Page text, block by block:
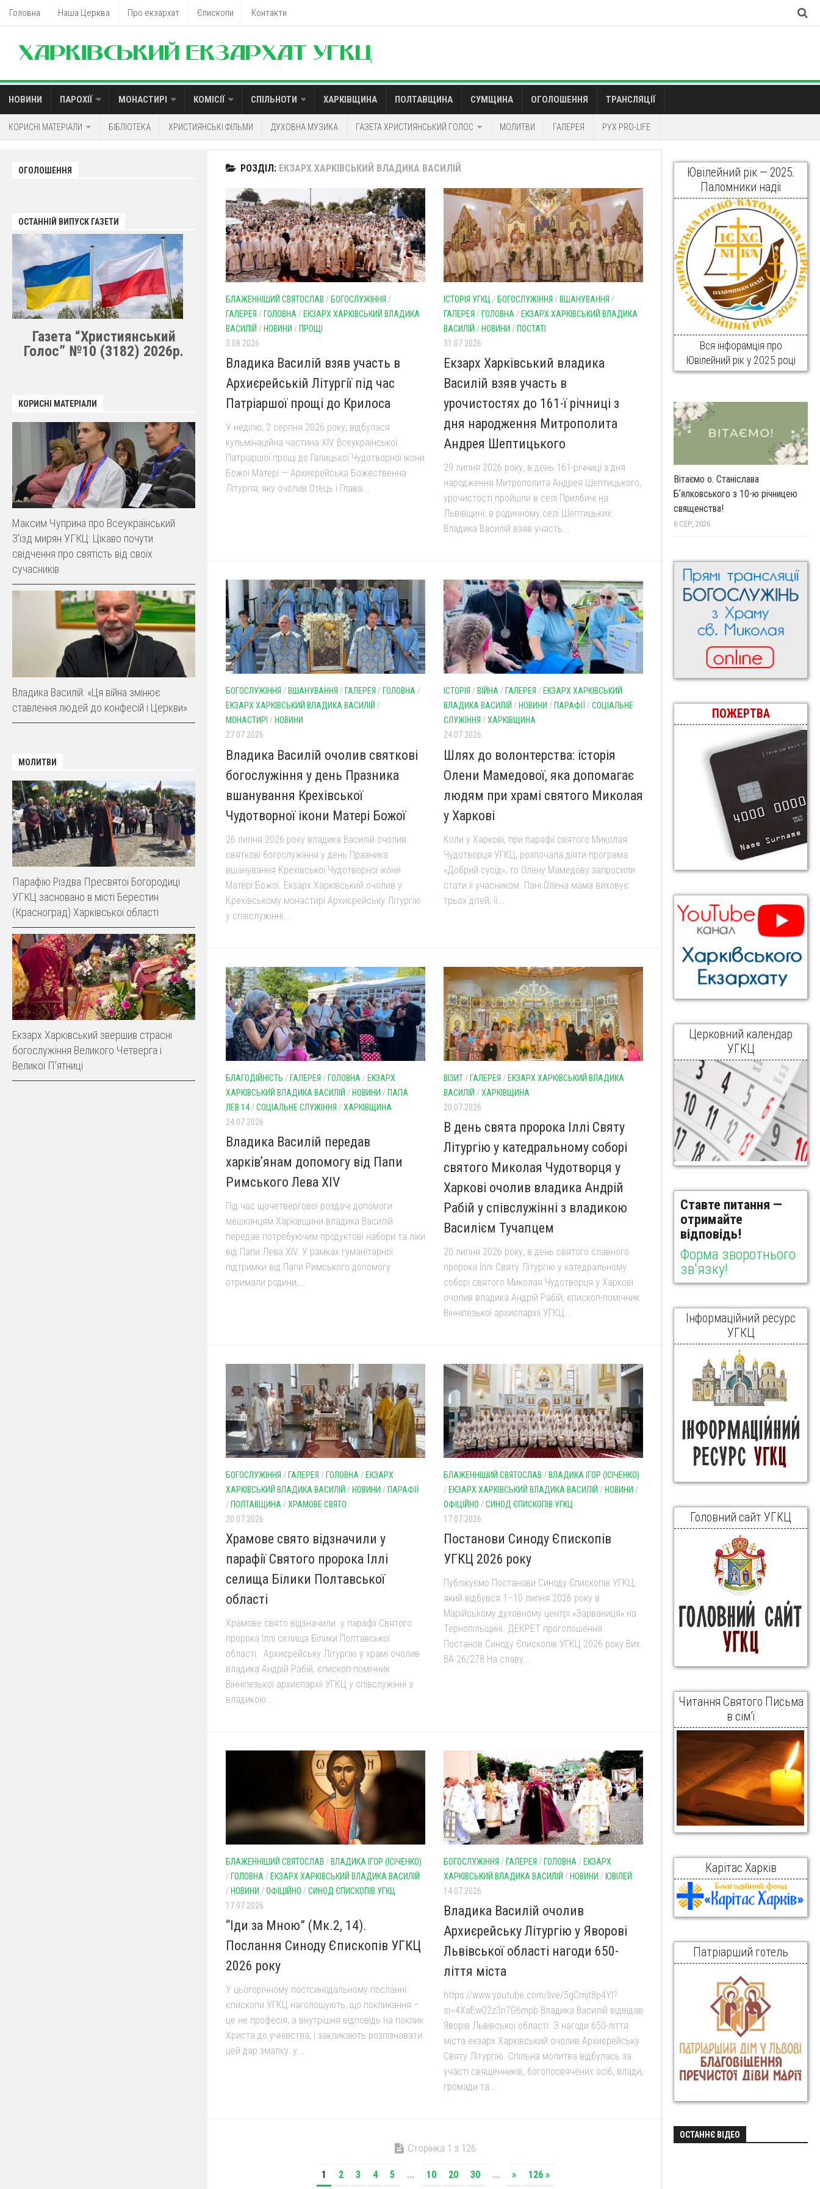
Головна Наша Церква Про екзархат Єпископи Контакти
НОВИНИ ПАРОХІЇ МОНАСТИРІ КОМІСІЇ СПІЛЬНОТИ ХАРКІВЩИНА ПОЛТАВЩИНА СУМЩИНА ОГОЛОШЕННЯ ТРАНСЛЯЦІЇ
КОРИСНІ МАТЕРІАЛИ БІБЛІОТЕКА ХРИСТИЯНСЬКІ ФІЛЬМИ ДУХОВНА МУЗИКА ГАЗЕТА ХРИСТИЯНСЬКИЙ ГОЛОС МОЛИТВИ ГАЛЕРЕЯ РУХ PRO-LIFE
РОЗДІЛ: ЕКЗАРХ ХАРКІВСЬКИЙ ВЛАДИКА ВАСИЛІЙ
БЛАЖЕННІШИЙ СВЯТОСЛАВ / БОГОСЛУЖІННЯ /
ГАЛЕРЕЯ / ГОЛОВНА / ЕКЗАРХ ХАРКІВСЬКИЙ ВЛАДИКА
ВАСИЛІЙ / НОВИНИ / ПРОЩІ
3.08.2026
Владика Василій взяв участь в
Архиєрейській Літургії під час
Патріаршої прощі до Крилоса
У неділю, 2 серпня 2026 року, відбулася
кульмінаційна частина XIV Всеукраїнської
Патріаршої прощі до Галицької Чудотворної ікони
Божої Матері — Архиєрейська Божественна
Літургія, яку очолив Отець і Глава...
ІСТОРІЯ УГКЦ / БОГОСЛУЖІННЯ / ВШАНУВАННЯ /
ГАЛЕРЕЯ / ГОЛОВНА / ЕКЗАРХ ХАРКІВСЬКИЙ ВЛАДИКА
ВАСИЛІЙ / НОВИНИ / ПОСТАТІ
31.07.2026
Екзарх Харківський владика
Василій взяв участь в
урочистостях до 161-ї річниці з
дня народження Митрополита
Андрея Шептицького
29 липня 2026 року, в день 161-річниці з дня
народження Митрополита Андрея Шептицького,
урочистості пройшли в селі Прилбичі на
Львівщині, в родинному селі Шептицьких.
Владика Василій взяв участь...
БОГОСЛУЖІННЯ / ВШАНУВАННЯ / ГАЛЕРЕЯ / ГОЛОВНА/
ЕКЗАРХ ХАРКІВСЬКИЙ ВЛАДИКА ВАСИЛІЙ /
МОНАСТИРІ / НОВИНИ
27.07.2026
Владика Василій очолив святкові
богослужіння у день Празника
вшанування Крехівської
Чудотворної ікони Матері Божої
26 липня 2026 року владика Василій очолив
святкові богослужіння у день Празника
вшанування Крехівської Чудотворної ікони
Матері Божої. Екзарх Харківський очолив у
Крехівському монастирі Архиєрейську Літургію
у співслужінні...
ІСТОРІЯ / ВІЙНА/ ГАЛЕРЕЯ / ЕКЗАРХ ХАРКІВСЬКИЙ
ВЛАДИКА ВАСИЛІЙ / НОВИНИ / ПАРАФІЇ /СОЦІАЛЬНЕ
СЛУЖІННЯ /ХАРКІВЩИНА
24.07.2026
Шлях до волонтерства: історія
Олени Мамедової, яка допомагає
людям при храмі святого Миколая
у Харкові
Коли у Харкові, при парафії святого Миколая
Чудотворця УГКЦ, розпочала діяти програма
«Добрий сусід», то Олену Мамедову запросили
стати її учасником. Пані Олена мама виховує
трьох дітей, її...
БЛАГОДІЙНІСТЬ /ГАЛЕРЕЯ /ГОЛОВНА /ЕКЗАРХ
ХАРКІВСЬКИЙ ВЛАДИКА ВАСИЛІЙ /НОВИНИ /ПАПА
ЛЕВ 14/СОЦІАЛЬНЕ СЛУЖІННЯ /ХАРКІВЩИНА
24.07.2026
Владика Василій передав
харківʼянам допомогу від Папи
Римського Лева ХIV
Під час щочетвергової роздачі допомоги
мешканцям Харківщини владика Василій
передав потребуючим продуктові набори та ліки
від Папи Лева ХIV. У рамках гуманітарної
підтримки від Папи Римського допомогу
отримали родини,...
ВІЗИТ /ГАЛЕРЕЯ /ЕКЗАРХ ХАРКІВСЬКИЙ ВЛАДИКА
ВАСИЛІЙ /ХАРКІВЩИНА
20.07.2026
В день свята пророка Іллі Святу
Літургію у катедральному соборі
святого Миколая Чудотворця у
Харкові очолив владика Андрій
Рабій у співслужінні з владикою
Василієм Тучапцем
20 липня 2026 року, в день святого славного
пророка Іллі Святу Літургію у катедральному
соборі святого Миколая Чудотворця у Харкові
очолив владика Андрій Рабій, єпископ-помічник
Вінніпезької архиєпархії УГКЦ...
БОГОСЛУЖІННЯ / ГАЛЕРЕЯ / ГОЛОВНА / ЕКЗАРХ
ХАРКІВСЬКИЙ ВЛАДИКА ВАСИЛІЙ / НОВИНИ / ПАРАФІЇ
/ ПОЛТАВЩИНА /ХРАМОВЕ СВЯТО
20.07.2026
Храмове свято відзначили у
парафії Святого пророка Іллі
селища Білики Полтавської
області
Храмове свято відзначили у парафії Святого
пророка Іллі селища Білики Полтавської
області. Архиєрейську Літургію у храмі очолив
владика Андрій Рабій, єпископ-помічник
Вінніпезької архиєпархії УГКЦ у співслужінні з
владикою...
БЛАЖЕННІШИЙ СВЯТОСЛАВ / ВЛАДИКА ІГОР (ІСІЧЕНКО)
/ ЕКЗАРХ ХАРКІВСЬКИЙ ВЛАДИКА ВАСИЛІЙ / НОВИНИ /
ОФІЦІЙНО /СИНОД ЄПИСКОПІВ УГКЦ
17.07.2026
Постанови Синоду Єпископів
УГКЦ 2026 року
Публікуємо Постанови Синоду Єпископів УГКЦ,
який відбувся 1–10 липня 2026 року в
Марійському духовному центрі «Зарваниця» на
Тернопільщині. ДЕКРЕТ проголошення
Постанов Синоду Єпископів УГКЦ 2026 року Вих.
ВА 26/278 На славу...
БЛАЖЕННІШИЙ СВЯТОСЛАВ / ВЛАДИКА ІГОР (ІСІЧЕНКО)
/ ГОЛОВНА / ЕКЗАРХ ХАРКІВСЬКИЙ ВЛАДИКА ВАСИЛІЙ
/ НОВИНИ /ОФІЦІЙНО /СИНОД ЄПИСКОПІВ УГКЦ
17.07.2026
“Іди за Мною” (Мк.2, 14).
Послання Синоду Єпископів УГКЦ
2026 року
У цьогорічному постсинодальному посланні
єпископи УГКЦ наголошують, що покликання –
це не професія, а внутрішня відповідь на поклик
Христа до учнівства, і закликають розпізнавати
цей дар змалку: у...
БОГОСЛУЖІННЯ / ГАЛЕРЕЯ / ГОЛОВНА / ЕКЗАРХ
ХАРКІВСЬКИЙ ВЛАДИКА ВАСИЛІЙ / НОВИНИ / ЮВІЛЕЙ
14.07.2026
Владика Василій очолив
Архиєрейську Літургію у Яворові
Львівської області нагоди 650-
ліття міста
https://www.youtube.com/live/5gCmjt8p4YI?
si=4XaEwO2z3n7G6mpb Владика Василій відвідав
Яворів Львівської області. З нагоди 650-ліття
міста екзарх Харківський очолив Архиєрейську
Святу Літургію. Спільна молитва відбулась за
участі священників, богопосвячених осіб, влади,
громади та...
Сторінка 1 з 126
1 2 3 4 5 ... 10 20 30 ... » 126 »
ОГОЛОШЕННЯ
ОСТАННІЙ ВИПУСК ГАЗЕТИ
Газета “Християнський
Голос” №10 (3182) 2026р.
КОРИСНІ МАТЕРІАЛИ
Максим Чуприна про Всеукраїнський
З’їзд мирян УГКЦ: Цікаво почути
свідчення про святість від своїх
сучасників
Владика Василій: «Ця війна змінює
ставлення людей до конфесій і Церкви»
МОЛИТВИ
Парафію Різдва Пресвятої Богородиці
УГКЦ засновано в місті Берестин
(Красноград) Харківської області
Екзарх Харківський звершив страсні
богослужіння Великого Четверга і
Великої Пʼятниці
Ювілейний рік — 2025.
Паломники надії
Вся інфорамція про
Ювілейний рік у 2025 році
Вітаємо о. Станіслава
Бʼялковського з 10-ю річницею
священства!
6 СЕР, 2026
ПОЖЕРТВА
Церковний календар
УГКЦ
Ставте питання —
отримайте
відповідь!
Форма зворотнього
зв'язку!
Інформаційний ресурс
УГКЦ
Головний сайт УГКЦ
Читання Святого Письма
в сім’ї
Карітас Харків
Патріарший готель
ОСТАННЄ ВІДЕО